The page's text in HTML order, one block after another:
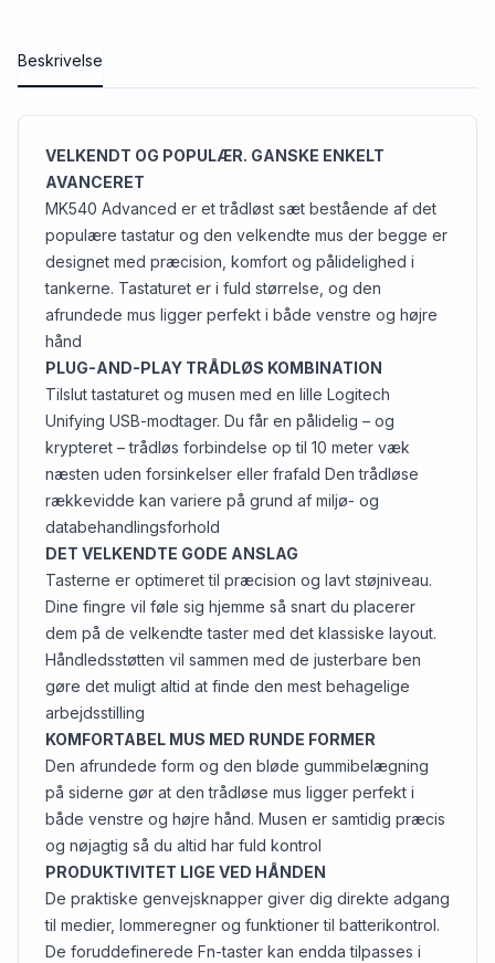
Beskrivelse
VELKENDT OG POPULÆR. GANSKE ENKELT
AVANCERET
MK540 Advanced er et trådløst sæt bestående af det
populære tastatur og den velkendte mus der begge er
designet med præcision, komfort og pålidelighed i
tankerne. Tastaturet er i fuld størrelse, og den
afrundede mus ligger perfekt i både venstre og højre
hånd
PLUG-AND-PLAY TRÅDLØS KOMBINATION
Tilslut tastaturet og musen med en lille Logitech
Unifying USB-modtager. Du får en pålidelig – og
krypteret – trådløs forbindelse op til 10 meter væk
næsten uden forsinkelser eller frafald Den trådløse
rækkevidde kan variere på grund af miljø- og
databehandlingsforhold
DET VELKENDTE GODE ANSLAG
Tasterne er optimeret til præcision og lavt støjniveau.
Dine fingre vil føle sig hjemme så snart du placerer
dem på de velkendte taster med det klassiske layout.
Håndledsstøtten vil sammen med de justerbare ben
gøre det muligt altid at finde den mest behagelige
arbejdsstilling
KOMFORTABEL MUS MED RUNDE FORMER
Den afrundede form og den bløde gummibelægning
på siderne gør at den trådløse mus ligger perfekt i
både venstre og højre hånd. Musen er samtidig præcis
og nøjagtig så du altid har fuld kontrol
PRODUKTIVITET LIGE VED HÅNDEN
De praktiske genvejsknapper giver dig direkte adgang
til medier, lommeregner og funktioner til batterikontrol.
De foruddefinerede Fn-taster kan endda tilpasses i